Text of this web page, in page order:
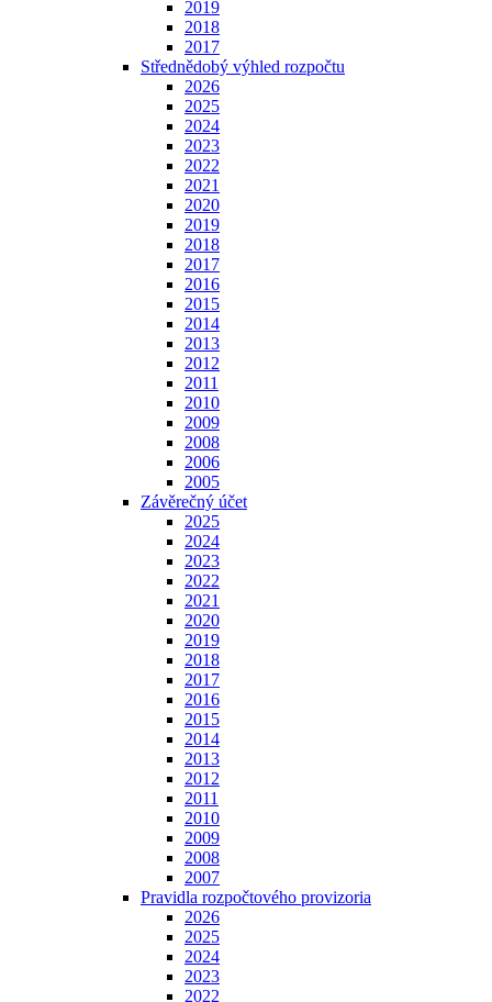
2019
2018
2017
Střednědobý výhled rozpočtu
2026
2025
2024
2023
2022
2021
2020
2019
2018
2017
2016
2015
2014
2013
2012
2011
2010
2009
2008
2006
2005
Závěrečný účet
2025
2024
2023
2022
2021
2020
2019
2018
2017
2016
2015
2014
2013
2012
2011
2010
2009
2008
2007
Pravidla rozpočtového provizoria
2026
2025
2024
2023
2022